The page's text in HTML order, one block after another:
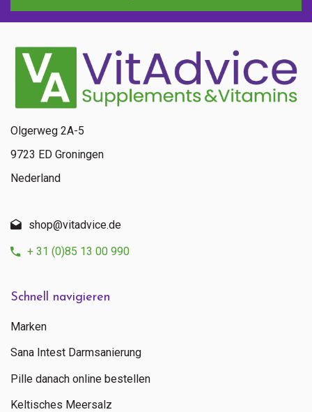
Schnell navigieren
Marken
Sana Intest Darmsanierung
Pille danach online bestellen
Keltisches Meersalz
Olgerweg 2A-5
9723 ED Groningen
Nederland
shop@vitadvice.de
+ 31 (0)85 13 00 990